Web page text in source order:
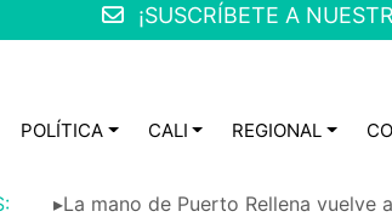
¡SUSCRÍBETE A
POLÍTICA CALI REGIONAL
▸La mano de Puerto Rellena vuelve